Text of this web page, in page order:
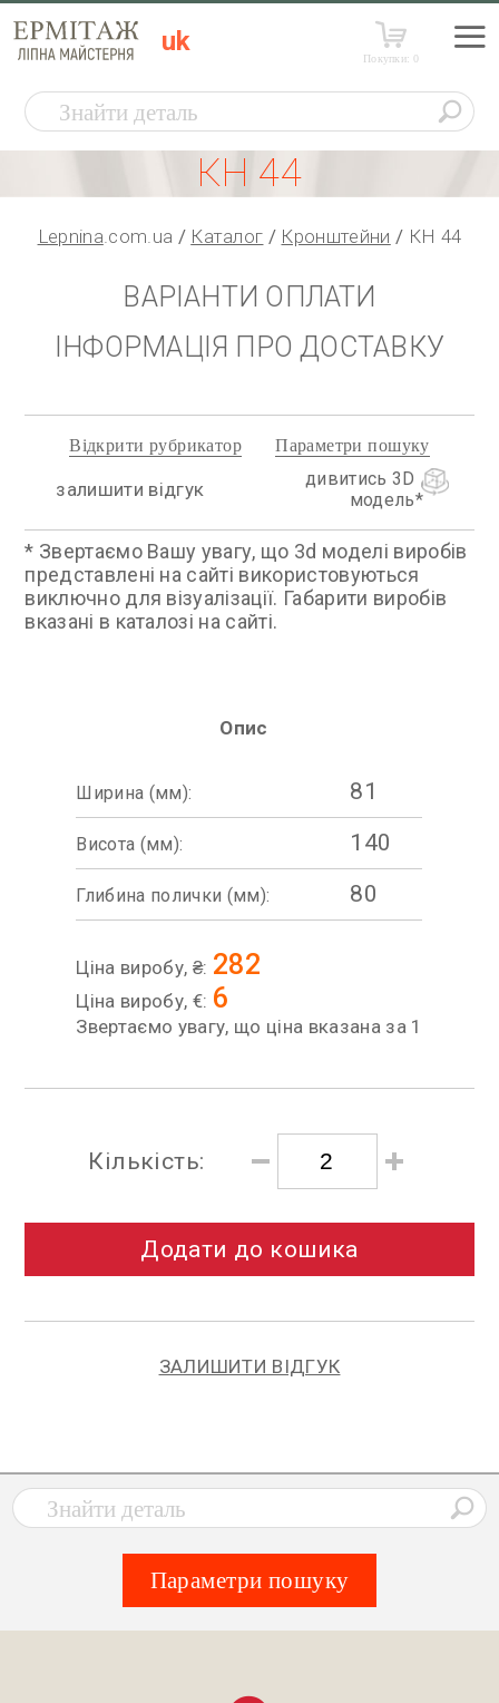
uk
Покупки:0
КН 44
Lepnina.com.ua Каталог Кронштейни КН 44
ВАРІАНТИ ОПЛАТИ
ІНФОРМАЦІЯ ПРО ДОСТАВКУ
залишити відгук
дивитись 3D
модель
Відкрити рубрикатор Параметри пошуку
* Звертаємо Вашу увагу, що 3d моделі виробів
представлені на сайті використовуються
виключно для візуалізації. Габарити виробів
вказані в каталозі на сайті.
Опис
Ширина (мм): 81
Висота (мм): 140
Глибина полички (мм): 80
Ціна виробу, ₴: 282
Ціна виробу, €: 6
Звертаємо увагу, що ціна вказана за 1
Кількість:
Додати до кошика
ЗАЛИШИТИ ВІДГУК
Параметри пошуку